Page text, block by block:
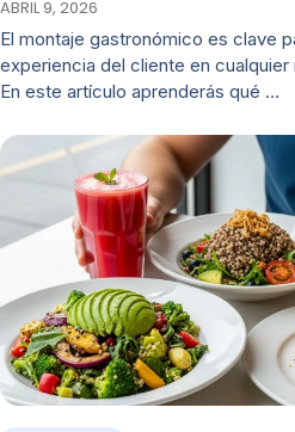
ABRIL 9, 2026
El montaje gastronómico es clave
experiencia del cliente en
En este artículo aprenderás qué …